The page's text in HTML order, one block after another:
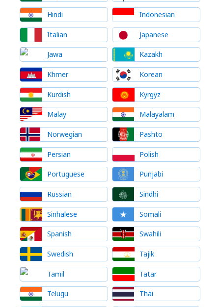
Hindi Indonesian
Italian Japanese
Jawa Kazakh
Khmer Korean
Kurdish Kyrgyz
Malay Malayalam
Norwegian Pashto
Persian Polish
Portuguese Punjabi
Russian Sindhi
Sinhalese Somali
Spanish Swahili
Swedish Tajik
Tamil Tatar
Telugu Thai